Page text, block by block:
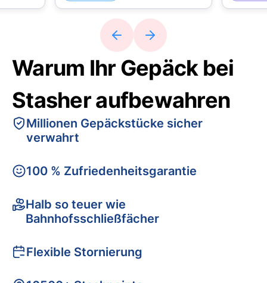
Warum Ihr Gepäck bei
Stasher aufbewahren
Millionen Gepäckstücke sicher
verwahrt
100 % Zufriedenheitsgarantie
Halb so teuer wie
Bahnhofsschließfächer
Flexible Stornierung